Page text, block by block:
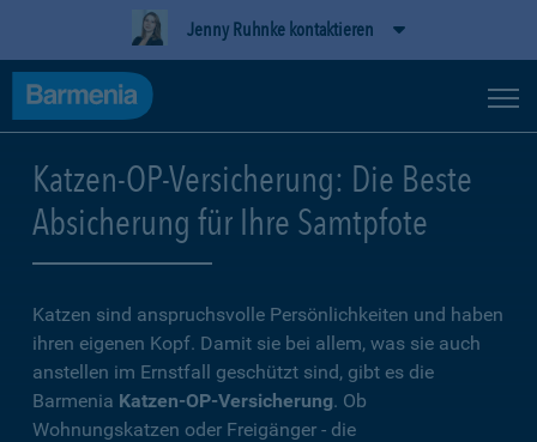
Jenny Ruhnke kontaktieren
Katzen-OP-Versicherung: Die Beste
Absicherung für Ihre Samtpfote
Katzen sind anspruchsvolle Persönlichkeiten und haben
ihren eigenen Kopf. Damit sie bei allem, was sie auch
anstellen im Ernstfall geschützt sind, gibt es die
Barmenia Katzen-OP-Versicherung. Ob
Wohnungskatzen oder Freigänger - die